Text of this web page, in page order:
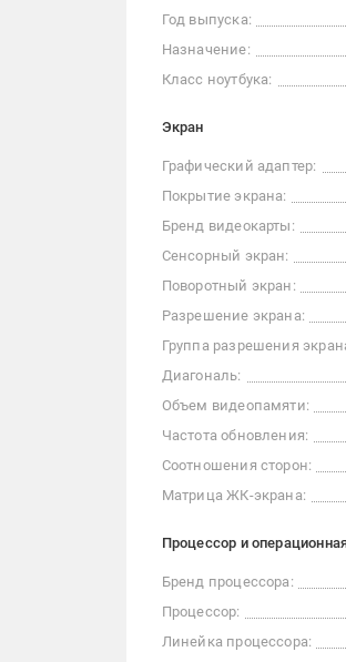
Год выпуска:
Назначение:
Класс ноутбука:
Экран
Графический адаптер:
Покрытие экрана:
Бренд видеокарты:
Сенсорный экран:
Поворотный экран:
Разрешение экрана:
Группа разрешения
Диагональ:
Объем видеопамяти:
Частота обновления:
Соотношения сторон:
Матрица ЖК-экрана:
Процессор и
Бренд процессора:
Процессор:
Линейка процессора: